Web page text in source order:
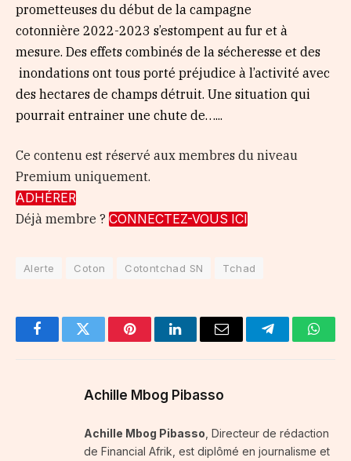
prometteuses du début de la campagne
cotonnière 2022-2023 s’estompent au fur et à
mesure. Des effets combinés de la sécheresse et des
inondations ont tous porté préjudice à l’activité avec
des hectares de champs détruit. Une situation qui
pourrait entrainer une chute de…...
Ce contenu est réservé aux membres du niveau
Premium uniquement.
ADHÉRER
Déjà membre ? CONNECTEZ-VOUS ICI
Alerte Coton Cotontchad SN Tchad
FacebookTwitter PinterestLinkedInEmail Telegram
Achille Mbog Pibasso
Achille Mbog Pibasso , Directeur de rédaction
de Financial Afrik, est diplômé en journalisme et